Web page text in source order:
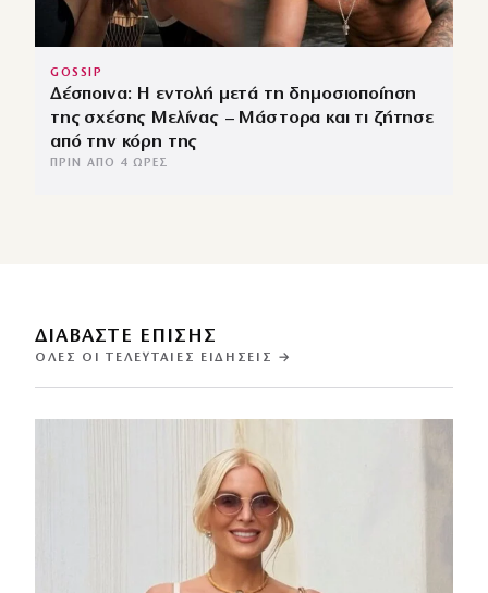
GOSSIP
Δέσποινα: Η εντολή μετά τη δημοσιοποίηση
της σχέσης Μελίνας – Μάστορα και τι ζήτησε
από την κόρη της
ΠΡΙΝ ΑΠΌ 4 ΏΡΕΣ
ΔΙΑΒΑΣΤΕ ΕΠΙΣΗΣ
ΌΛΕΣ ΟΙ ΤΕΛΕΥΤΑΊΕΣ ΕΙΔΉΣΕΙΣ →